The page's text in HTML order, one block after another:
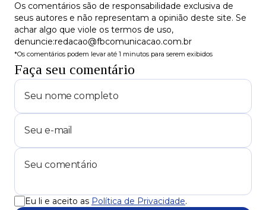
Os comentários são de responsabilidade exclusiva de
seus autores e não representam a opinião deste site. Se
achar algo que viole os termos de uso,
denuncie:redacao@fbcomunicacao.com.br
*Os comentários podem levar até 1 minutos para serem exibidos
Faça seu comentário
Eu li e aceito as Política de Privacidade.